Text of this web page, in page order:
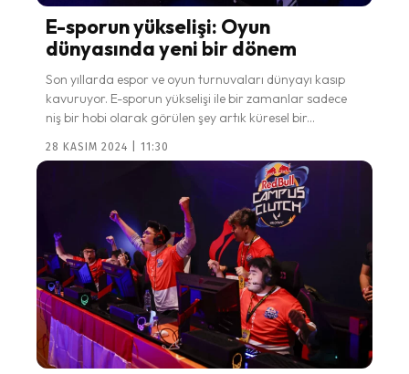
E-sporun yükselişi: Oyun
dünyasında yeni bir dönem
Son yıllarda espor ve oyun turnuvaları dünyayı kasıp
kavuruyor. E-sporun yükselişi ile bir zamanlar sadece
niş bir hobi olarak görülen şey artık küresel bir...
28 KASIM 2024 | 11:30